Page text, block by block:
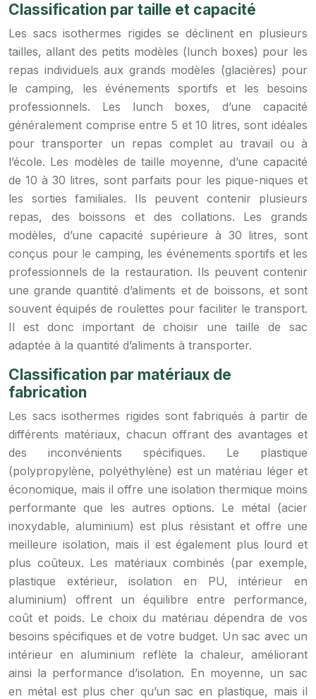
Classification par taille et capacité
Les sacs isothermes rigides se déclinent en plusieurs
tailles, allant des petits modèles (lunch boxes) pour les
repas individuels aux grands modèles (glacières) pour
le camping, les événements sportifs et les besoins
professionnels. Les lunch boxes, d’une capacité
généralement comprise entre 5 et 10 litres, sont idéales
pour transporter un repas complet au travail ou à
l’école. Les modèles de taille moyenne, d’une capacité
de 10 à 30 litres, sont parfaits pour les pique-niques et
les sorties familiales. Ils peuvent contenir plusieurs
repas, des boissons et des collations. Les grands
modèles, d’une capacité supérieure à 30 litres, sont
conçus pour le camping, les événements sportifs et les
professionnels de la restauration. Ils peuvent contenir
une grande quantité d’aliments et de boissons, et sont
souvent équipés de roulettes pour faciliter le transport.
Il est donc important de choisir une taille de sac
adaptée à la quantité d’aliments à transporter.
Classification par matériaux de
fabrication
Les sacs isothermes rigides sont fabriqués à partir de
différents matériaux, chacun offrant des avantages et
des inconvénients spécifiques. Le plastique
(polypropylène, polyéthylène) est un matériau léger et
économique, mais il offre une isolation thermique moins
performante que les autres options. Le métal (acier
inoxydable, aluminium) est plus résistant et offre une
meilleure isolation, mais il est également plus lourd et
plus coûteux. Les matériaux combinés (par exemple,
plastique extérieur, isolation en PU, intérieur en
aluminium) offrent un équilibre entre performance,
coût et poids. Le choix du matériau dépendra de vos
besoins spécifiques et de votre budget. Un sac avec un
intérieur en aluminium reflète la chaleur, améliorant
ainsi la performance d’isolation. En moyenne, un sac
en métal est plus cher qu’un sac en plastique, mais il